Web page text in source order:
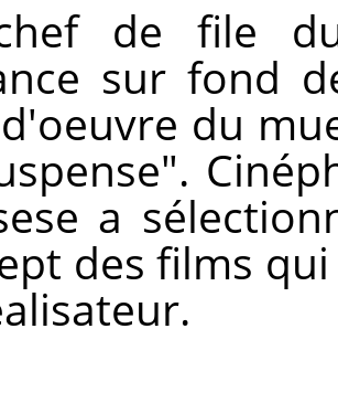
de file
sur fond
du
a
des films